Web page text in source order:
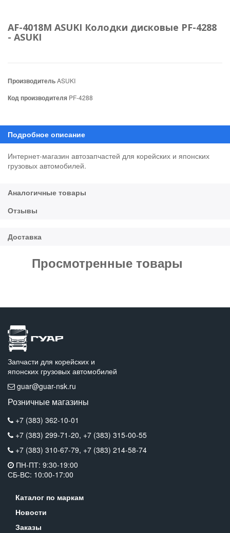
AF-4018M ASUKI Колодки дисковые PF-4288
- ASUKI
ПроизводительASUKI
Код производителя PF-4288
Интернет-магазин автозапчастей для корейских и японских
грузовых автомобилей.
Просмотренные товары
Запчасти для корейских и
японских грузовых автомобилей
guar@guar-nsk.ru
Розничные магазины
+7 (383) 362-10-01
+7 (383) 299-71-20, +7 (383) 315-00-55
+7 (383) 310-67-79, +7 (383) 214-58-74
ПН-ПТ: 9:30-19:00
СБ-ВС: 10:00-17:00
Каталог по маркам
Новости
Заказы